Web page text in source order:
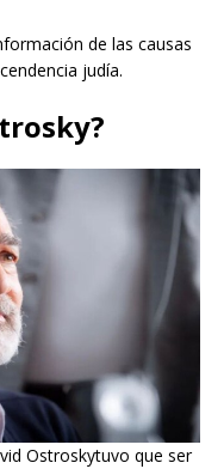
de las causas
judía.
Ostroskytuvo que ser